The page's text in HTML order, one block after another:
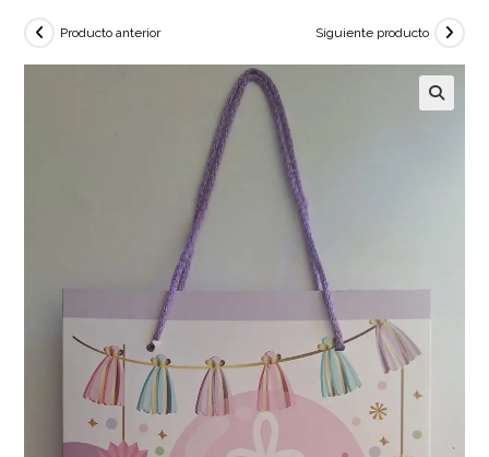
Producto anterior Siguiente producto